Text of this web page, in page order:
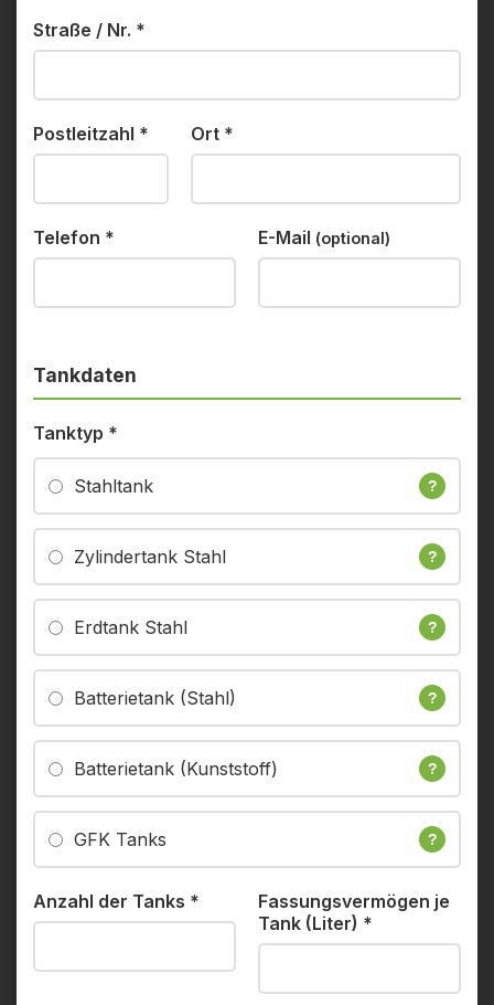
Straße / Nr. *
Postleitzahl * Ort *
Telefon * E-Mail (optional)
Tankdaten
Tanktyp *
Stahltank ?
Zylindertank Stahl ?
Erdtank Stahl ?
Batterietank (Stahl) ?
Batterietank (Kunststoff) ?
GFK Tanks ?
Anzahl der Tanks *
Fassungsvermögen je
Tank (Liter) *